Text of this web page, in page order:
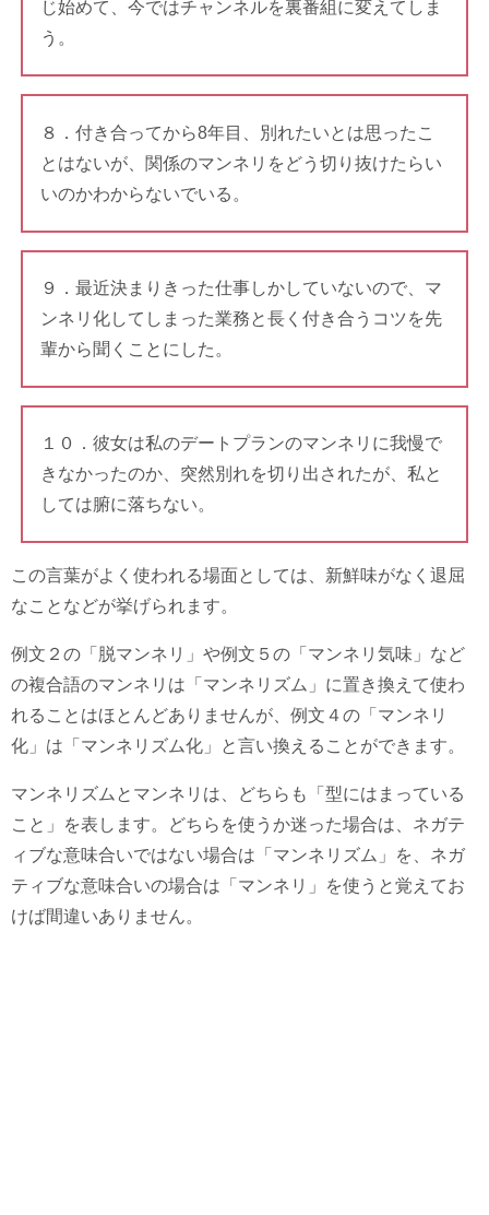
じ始めて、今ではチャンネルを裏番組に変えてしま
う。
８．付き合ってから8年目、別れたいとは思ったこ
とはないが、関係のマンネリをどう切り抜けたらい
いのかわからないでいる。
９．最近決まりきった仕事しかしていないので、マ
ンネリ化してしまった業務と長く付き合うコツを先
輩から聞くことにした。
１０．彼女は私のデートプランのマンネリに我慢で
きなかったのか、突然別れを切り出されたが、私と
しては腑に落ちない。
この言葉がよく使われる場面としては、新鮮味がなく退屈
なことなどが挙げられます。
例文２の「脱マンネリ」や例文５の「マンネリ気味」など
の複合語のマンネリは「マンネリズム」に置き換えて使わ
れることはほとんどありませんが、例文４の「マンネリ
化」は「マンネリズム化」と言い換えることができます。
マンネリズムとマンネリは、どちらも「型にはまっている
こと」を表します。どちらを使うか迷った場合は、ネガテ
ィブな意味合いではない場合は「マンネリズム」を、ネガ
ティブな意味合いの場合は「マンネリ」を使うと覚えてお
けば間違いありません。